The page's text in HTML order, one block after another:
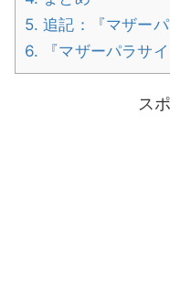
5. 追記：『マザー
6. 『マザーパラサ
ス